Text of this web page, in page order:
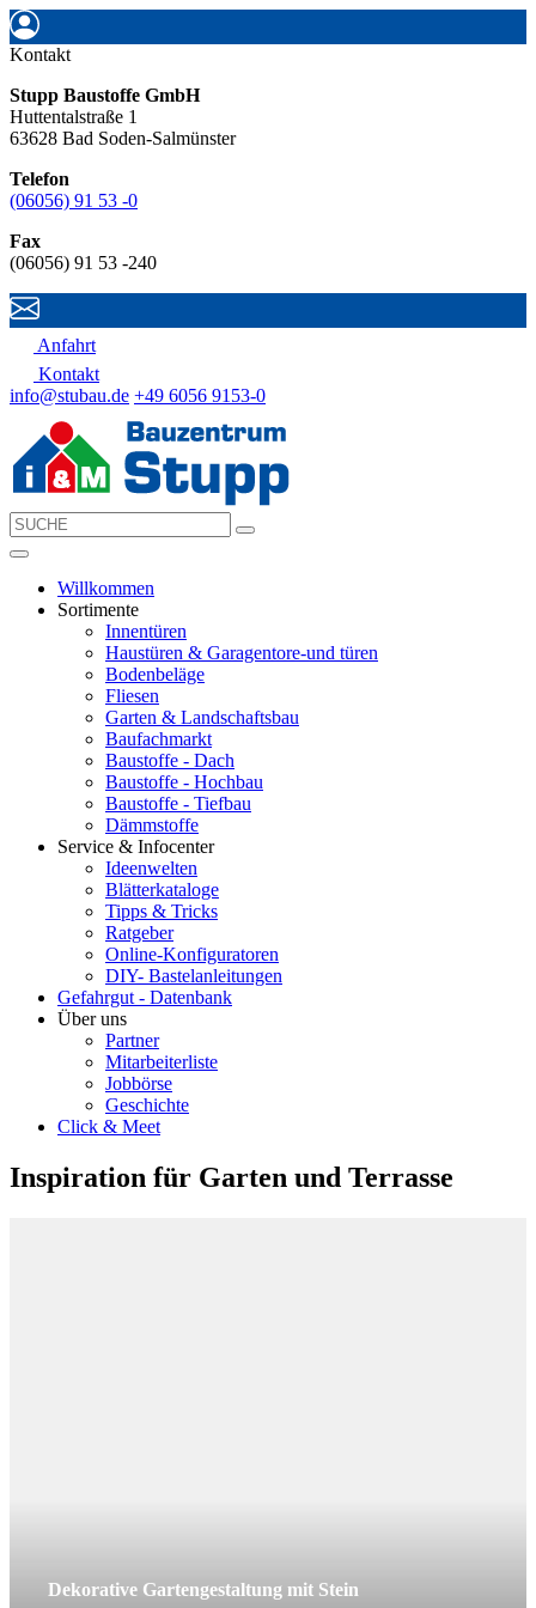
Kontakt
Stupp Baustoffe GmbH
Huttentalstraße 1
63628 Bad Soden-Salmünster
Telefon
(06056) 91 53 -0
Fax
(06056) 91 53 -240
Anfahrt
Kontakt
info@stubau.de +49 6056 9153-0
Willkommen
Sortimente
Innentüren
Haustüren & Garagentore-und türen
Bodenbeläge
Fliesen
Garten & Landschaftsbau
Baufachmarkt
Baustoffe - Dach
Baustoffe - Hochbau
Baustoffe - Tiefbau
Dämmstoffe
Service & Infocenter
Ideenwelten
Blätterkataloge
Tipps & Tricks
Ratgeber
Online-Konfiguratoren
DIY- Bastelanleitungen
Gefahrgut - Datenbank
Über uns
Partner
Mitarbeiterliste
Jobbörse
Geschichte
Click & Meet
Inspiration für Garten und Terrasse
Dekorative Gartengestaltung mit Stein